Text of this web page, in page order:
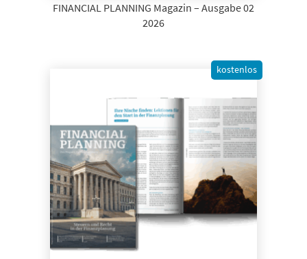
FINANCIAL PLANNING Magazin – Ausgabe 02
2026
kostenlos